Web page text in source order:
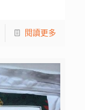
閱讀更多